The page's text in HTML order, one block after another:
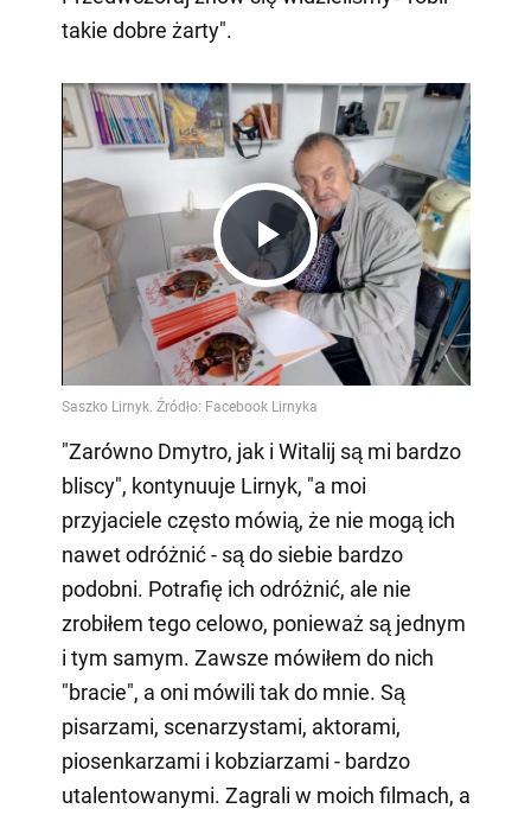
takie dobre żarty".
Play
Video
"Zarówno Dmytro, jak i Witalij są mi bardzo
bliscy", kontynuuje Lirnyk, "a moi
przyjaciele często mówią, że nie mogą ich
nawet odróżnić - są do siebie bardzo
podobni. Potrafię ich odróżnić, ale nie
zrobiłem tego celowo, ponieważ są jednym
i tym samym. Zawsze mówiłem do nich
"bracie", a oni mówili tak do mnie. Są
pisarzami, scenarzystami, aktorami,
piosenkarzami i kobziarzami - bardzo
utalentowanymi. Zagrali w moich filmach, a